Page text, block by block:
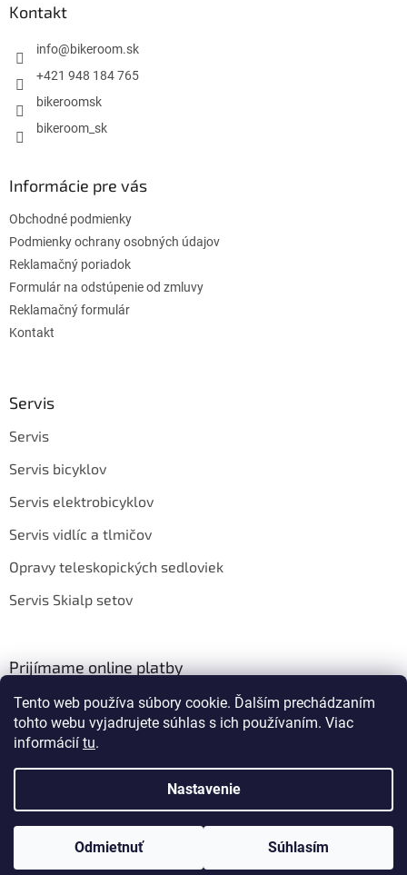
Tento web používa súbory cookie. Ďalším prechádzaním
tohto webu vyjadrujete súhlas s ich používaním. Viac
informácií tu.
Nastavenie
Odmietnuť Súhlasím
Kontakt
info@bikeroom.sk
+421 948 184 765
bikeroomsk
bikeroom_sk
Informácie pre vás
Obchodné podmienky
Podmienky ochrany osobných údajov
Reklamačný poriadok
Formulár na odstúpenie od zmluvy
Reklamačný formulár
Kontakt
Servis
Servis
Servis bicyklov
Servis elektrobicyklov
Servis vidlíc a tlmičov
Opravy teleskopických sedloviek
Servis Skialp setov
Prijímame online platby
Vytvoril Shoptet
Copyright 2026 . Všetky práva vyhradené.